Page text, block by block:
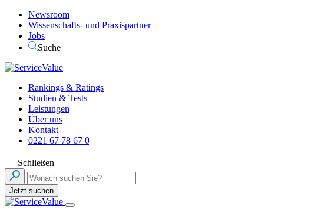
Newsroom
Wissenschafts- und Praxispartner
Jobs
Suche
Rankings & Ratings
Studien & Tests
Leistungen
Über uns
Kontakt
0221 67 78 67 0
Schließen
Jetzt suchen